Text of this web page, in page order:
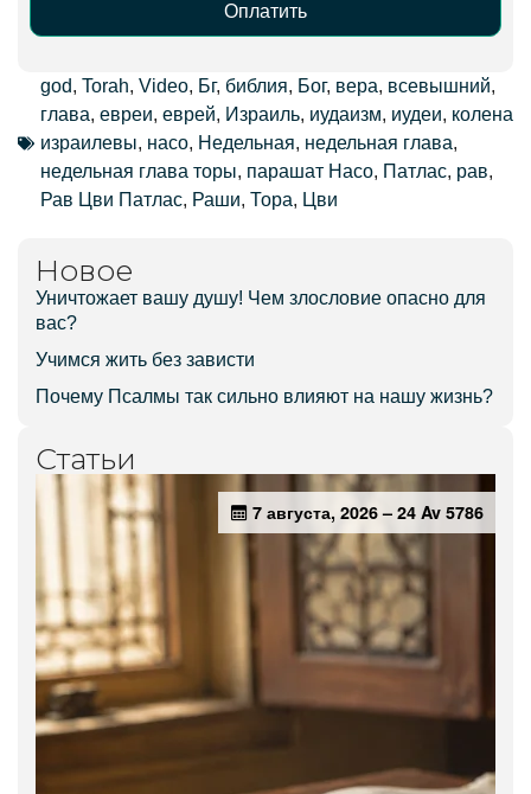
Оплатить
Alternative:
god, Torah, Video, Бг, библия, Бог, вера, всевышний,
глава, евреи, еврей, Израиль, иудаизм, иудеи, колена
израилевы, насо, Недельная, недельная глава,
недельная глава торы, парашат Насо, Патлас, рав,
Рав Цви Патлас, Раши, Тора, Цви
Новое
Уничтожает вашу душу! Чем злословие опасно для
вас?
Учимся жить без зависти
Почему Псалмы так сильно влияют на нашу жизнь?
Статьи